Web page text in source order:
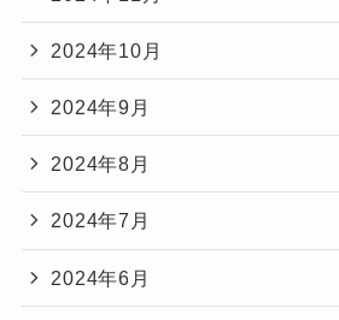
2024年10月
2024年9月
2024年8月
2024年7月
2024年6月